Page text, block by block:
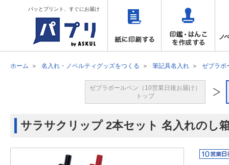
パッとプリント、すぐにお届け
ホーム 名入れ・ノベルティグッズをつくる 筆記具名入れ ゼブラボ
ゼブラボールペン（10営業日後お届け）
トップ
サラサクリップ 2本セット 名入れのし